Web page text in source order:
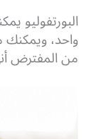
البورتفوليو
واحد،
من المفترض